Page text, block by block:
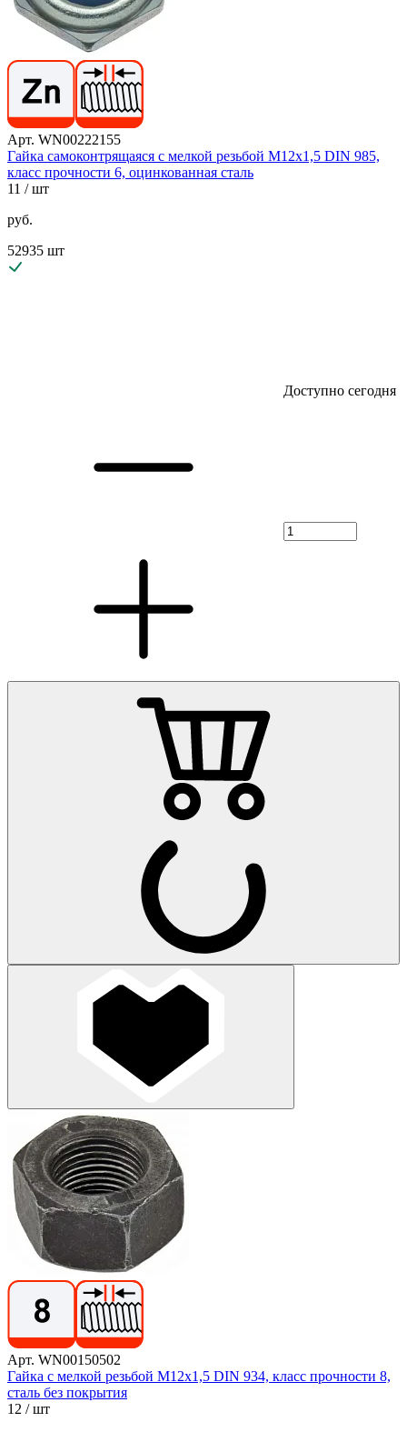
Арт. WN00222155
Гайка самоконтрящаяся с мелкой резьбой М12х1,5 DIN 985,
класс прочности 6, оцинкованная сталь
11 / шт
руб.
52935 шт
Доступно сегодня
Арт. WN00150502
Гайка с мелкой резьбой М12х1,5 DIN 934, класс прочности 8,
сталь без покрытия
12 / шт